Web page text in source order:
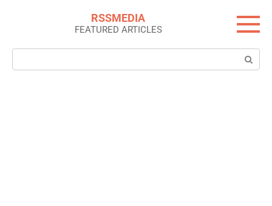
RSSMEDIA
FEATURED ARTICLES
Search: